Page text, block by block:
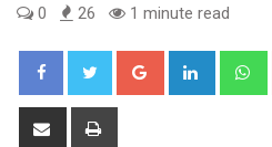
0 26 1 minute read
Google+ LinkedIn
Share